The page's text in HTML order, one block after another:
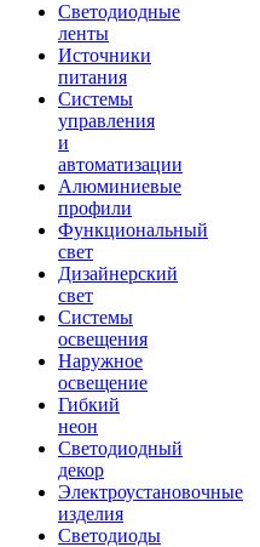
Светодиодные
ленты
Источники
питания
Системы
управления
и
автоматизации
Алюминиевые
профили
Функциональный
свет
Дизайнерский
свет
Системы
освещения
Наружное
освещение
Гибкий
неон
Светодиодный
декор
Электроустановочные
изделия
Светодиоды